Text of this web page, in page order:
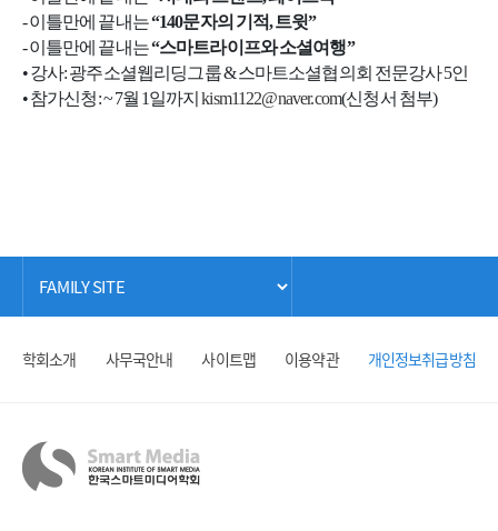
- 이틀만에 끝내는“140문자의 기적, 트윗”
- 이틀만에 끝내는“스마트라이프와 소셜여행”
• 강사: 광주소셜웹리딩그룹 & 스마트소셜협의회 전문강사 5인
• 참가신청: ~ 7월 1일까지kism1122@naver.com(신청서 첨부)
학회소개 사무국안내 사이트맵 이용약관 개인정보취급방침